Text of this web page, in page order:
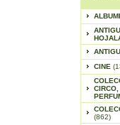
CINE
CIRCO,
(862)